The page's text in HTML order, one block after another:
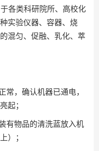
各类科研院所、高校化
实验仪器、容器、烧
混匀、促融、乳化、萃
常，确认机器已通电，
起；
有物品的清洗蓝放入机
）；